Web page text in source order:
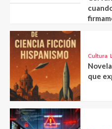
Cultura
que